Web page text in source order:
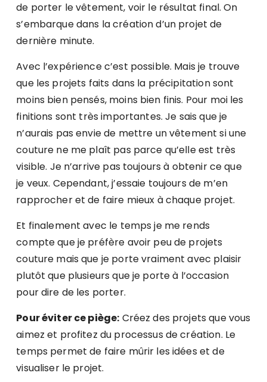
de porter le vêtement, voir le résultat final. On
s’embarque dans la création d’un projet de
dernière minute.
Avec l’expérience c’est possible. Mais je trouve
que les projets faits dans la précipitation sont
moins bien pensés, moins bien finis. Pour moi les
finitions sont très importantes. Je sais que je
n’aurais pas envie de mettre un vêtement si une
couture ne me plaît pas parce qu’elle est très
visible. Je n’arrive pas toujours à obtenir ce que
je veux. Cependant, j’essaie toujours de m’en
rapprocher et de faire mieux à chaque projet.
Et finalement avec le temps je me rends
compte que je préfère avoir peu de projets
couture mais que je porte vraiment avec plaisir
plutôt que plusieurs que je porte à l’occasion
pour dire de les porter.
Pour éviter ce piège: Créez des projets que vous
aimez et profitez du processus de création. Le
temps permet de faire mûrir les idées et de
visualiser le projet.